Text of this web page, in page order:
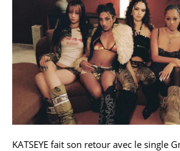
KATSEYE fait son retour avec le single